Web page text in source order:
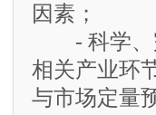
因素；
- 科学、完
相关产业环
与市场定量